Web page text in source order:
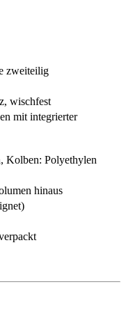
zweiteilig
wischfest
mit integrierter
Kolben: Polyethylen
hinaus